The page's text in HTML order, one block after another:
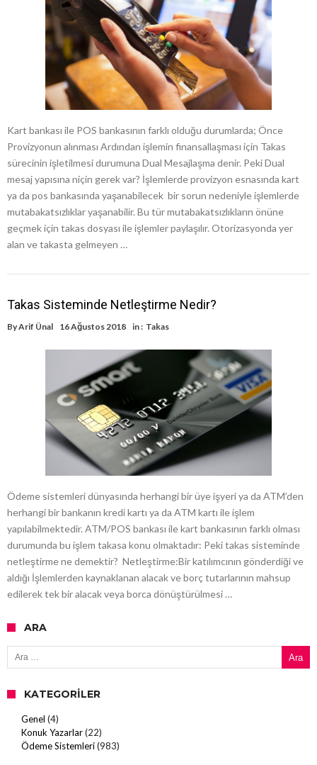
Kart bankası ile POS bankasının farklı olduğu durumlarda; Önce
Provizyonun alınması Ardından işlemin finansallaşması için Takas
sürecinin işletilmesi durumuna Dual Mesajlaşma denir. Peki Dual
mesaj yapısına niçin gerek var? İşlemlerde provizyon esnasında kart
ya da pos bankasında yaşanabilecek bir sorun nedeniyle işlemlerde
mutabakatsızlıklar yaşanabilir. Bu tür mutabakatsızlıkların önüne
geçmek için takas dosyası ile işlemler paylaşılır. Otorizasyonda yer
alan ve takasta gelmeyen …
Takas Sisteminde Netleştirme Nedir?
ByArif Ünal 16 Ağustos 2018 in : Takas
Ödeme sistemleri dünyasında herhangi bir üye işyeri ya da ATM’den
herhangi bir bankanın kredi kartı ya da ATM kartı ile işlem
yapılabilmektedir. ATM/POS bankası ile kart bankasının farklı olması
durumunda bu işlem takasa konu olmaktadır: Peki takas sisteminde
netleştirme ne demektir? Netleştirme:Bir katılımcının gönderdiği ve
aldığı İşlemlerden kaynaklanan alacak ve borç tutarlarının mahsup
edilerek tek bir alacak veya borca dönüştürülmesi …
ARA
Arama:
KATEGORILER
Genel (4)
Konuk Yazarlar(22)
Ödeme Sistemleri(983)